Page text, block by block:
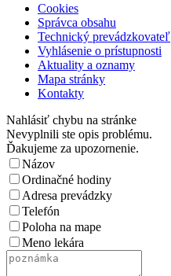
Cookies
Správca obsahu
Technický prevádzkovateľ
Vyhlásenie o prístupnosti
Aktuality a oznamy
Mapa stránky
Kontakty
Nahlásiť chybu na stránke
Nevyplnili ste opis problému.
Ďakujeme za upozornenie.
Názov
Ordinačné hodiny
Adresa prevádzky
Telefón
Poloha na mape
Meno lekára